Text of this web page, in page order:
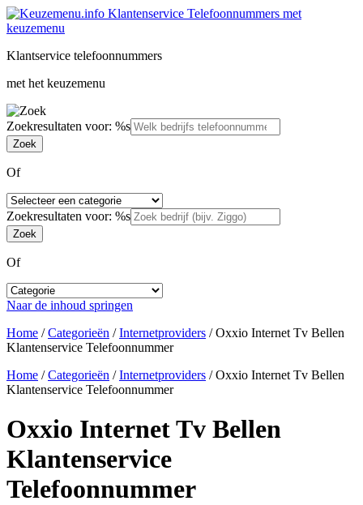
Klantservice telefoonnummers
met het keuzemenu
Zoekresultaten voor: %s
Of
Zoekresultaten voor: %s
Of
Naar de inhoud springen
Home /Categorieën /Internetproviders /Oxxio Internet Tv Bellen
Klantenservice Telefoonnummer
Home /Categorieën /Internetproviders /Oxxio Internet Tv Bellen
Klantenservice Telefoonnummer
Oxxio Internet Tv Bellen
Klantenservice
Telefoonnummer